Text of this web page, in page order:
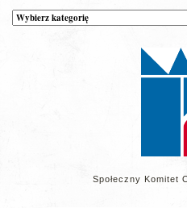
Kategorie
wpisów
Społeczny Komitet